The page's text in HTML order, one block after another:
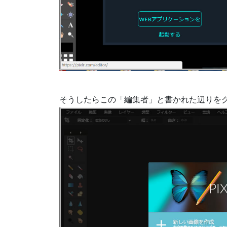
そうしたらこの「編集者」と書かれた辺りを